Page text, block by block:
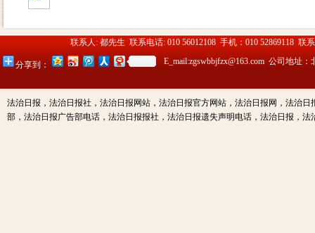
北京工商银行望京支行营业部 其
话：01052869118
13910334612（同微信）
联系人: 都先生 联系电话: 010 56012108 手机：010 52869118 联
E_mail:zgswbbjfzx@163.com 公司地址
分享到：
法治日报，法治日报社，法治日报网站，法治日报官方网站，法治日报网，法治
部，法治日报广告部电话，法治日报报社，法治日报遗失声明电话，法治日报，法